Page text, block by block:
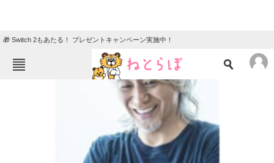
🎁 Switch 2もあたる！ プレゼントキャンペーン実施中！
ニュース
クイズ
地域